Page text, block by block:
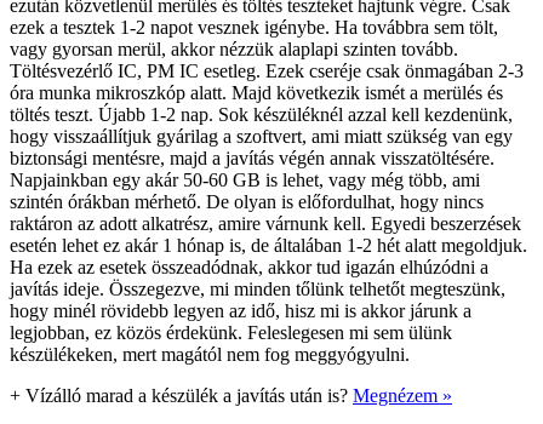
ezután közvetlenül merülés és töltés teszteket hajtunk végre. Csak
ezek a tesztek 1-2 napot vesznek igénybe. Ha továbbra sem tölt,
vagy gyorsan merül, akkor nézzük alaplapi szinten tovább.
Töltésvezérlő IC, PM IC esetleg. Ezek cseréje csak önmagában 2-3
óra munka mikroszkóp alatt. Majd következik ismét a merülés és
töltés teszt. Újabb 1-2 nap. Sok készüléknél azzal kell kezdenünk,
hogy visszaállítjuk gyárilag a szoftvert, ami miatt szükség van egy
biztonsági mentésre, majd a javítás végén annak visszatöltésére.
Napjainkban egy akár 50-60 GB is lehet, vagy még több, ami
szintén órákban mérhető. De olyan is előfordulhat, hogy nincs
raktáron az adott alkatrész, amire várnunk kell. Egyedi beszerzések
esetén lehet ez akár 1 hónap is, de általában 1-2 hét alatt megoldjuk.
Ha ezek az esetek összeadódnak, akkor tud igazán elhúzódni a
javítás ideje. Összegezve, mi minden tőlünk telhetőt megteszünk,
hogy minél rövidebb legyen az idő, hisz mi is akkor járunk a
legjobban, ez közös érdekünk. Feleslegesen mi sem ülünk
készülékeken, mert magától nem fog meggyógyulni.
+ Vízálló marad a készülék a javítás után is? Megnézem »